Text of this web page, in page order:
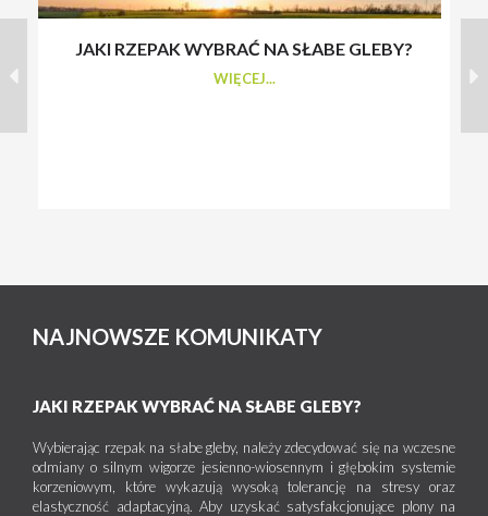
JAKI RZEPAK WYBRAĆ NA SŁABE GLEBY?
WIĘCEJ...
NAJNOWSZE KOMUNIKATY
JAKI RZEPAK WYBRAĆ NA SŁABE GLEBY?
Wybierając rzepak na słabe gleby, należy zdecydować się na wczesne
odmiany o silnym wigorze jesienno-wiosennym i głębokim systemie
korzeniowym, które wykazują wysoką tolerancję na stresy oraz
elastyczność adaptacyjną. Aby uzyskać satysfakcjonujące plony na